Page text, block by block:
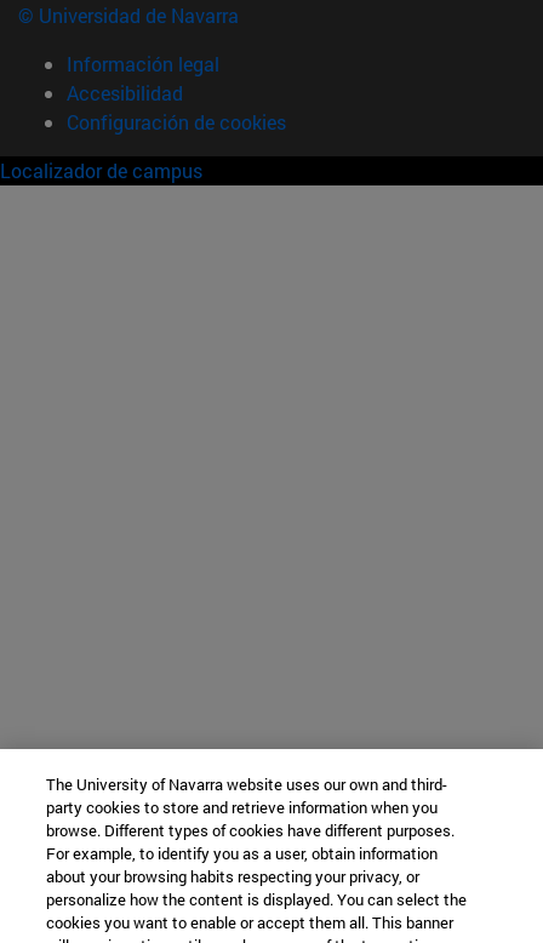
© Universidad de Navarra
Información legal
Accesibilidad
Configuración de cookies
Localizador de campus
The University of Navarra website uses our own and third-
party cookies to store and retrieve information when you
browse. Different types of cookies have different purposes.
For example, to identify you as a user, obtain information
about your browsing habits respecting your privacy, or
personalize how the content is displayed. You can select the
cookies you want to enable or accept them all. This banner